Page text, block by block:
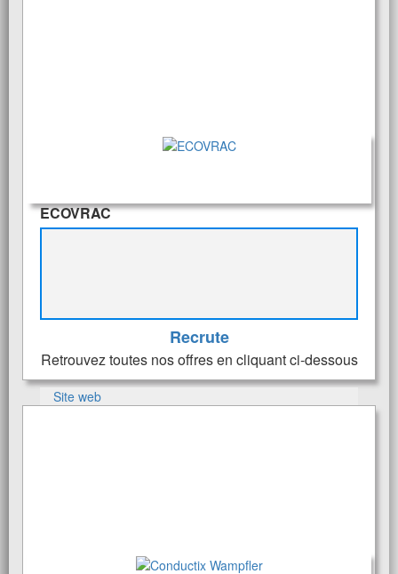
ECOVRAC
Recrute
Retrouvez toutes nos offres en cliquant ci-dessous
Site web